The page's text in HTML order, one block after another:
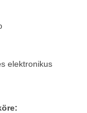
elektronikus